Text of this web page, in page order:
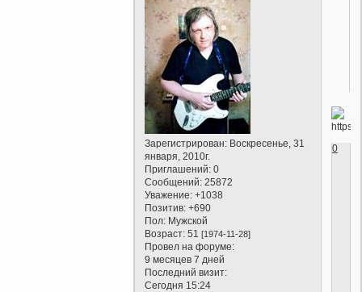
Зарегистрирован: Воскресенье, 31
января, 2010г.
Приглашений: 0
Сообщений: 25872
Уважение: +1038
Позитив: +690
Пол: Мужской
Возраст: 51[1974-11-28]
Провел на форуме:
9 месяцев 7 дней
Последний визит:
Сегодня 15:24
0